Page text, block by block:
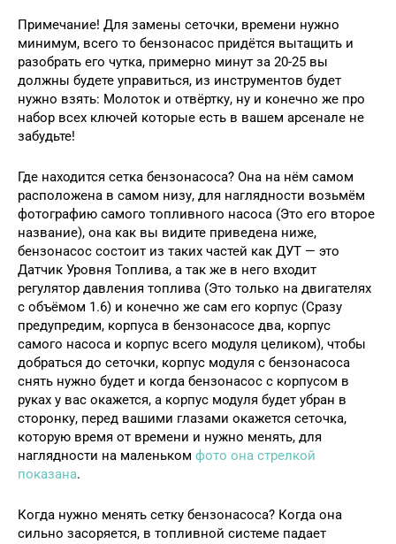
Примечание! Для замены сеточки, времени нужно
минимум, всего то бензонасос придётся вытащить и
разобрать его чутка, примерно минут за 20-25 вы
должны будете управиться, из инструментов будет
нужно взять: Молоток и отвёртку, ну и конечно же про
набор всех ключей которые есть в вашем арсенале не
забудьте!
Где находится сетка бензонасоса? Она на нём самом
расположена в самом низу, для наглядности возьмём
фотографию самого топливного насоса (Это его второе
название), она как вы видите приведена ниже,
бензонасос состоит из таких частей как ДУТ — это
Датчик Уровня Топлива, а так же в него входит
регулятор давления топлива (Это только на двигателях
с объёмом 1.6) и конечно же сам его корпус (Сразу
предупредим, корпуса в бензонасосе два, корпус
самого насоса и корпус всего модуля целиком), чтобы
добраться до сеточки, корпус модуля с бензонасоса
снять нужно будет и когда бензонасос с корпусом в
руках у вас окажется, а корпус модуля будет убран в
сторонку, перед вашими глазами окажется сеточка,
которую время от времени и нужно менять, для
наглядности на маленьком фото она стрелкой
показана.
Когда нужно менять сетку бензонасоса? Когда она
сильно засоряется, в топливной системе падает